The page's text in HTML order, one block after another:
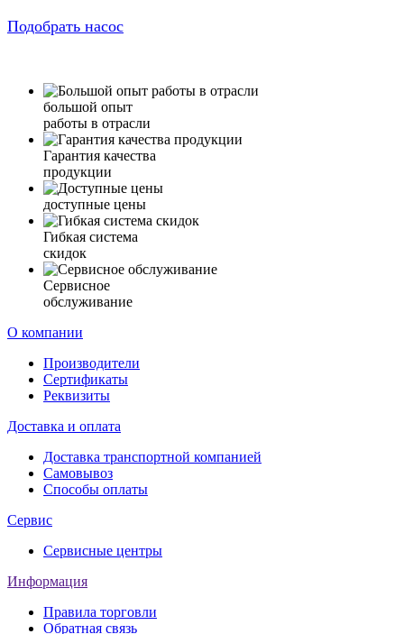
Подобрать насос
большой опыт
работы в отрасли
Гарантия качества
продукции
доступные цены
Гибкая система
скидок
Сервисное
обслуживание
О компании
Производители
Сертификаты
Реквизиты
Доставка и оплата
Доставка транспортной компанией
Самовывоз
Способы оплаты
Сервис
Сервисные центры
Информация
Правила торговли
Обратная связь